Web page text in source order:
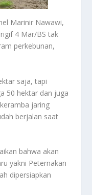
Marinir Nawawi,
4 Mar/BS tak
perkebunan,
saja, tapi
50 hektar dan juga
jaring
berjalan saat
bahwa akan
yakni Peternakan
dipersiapkan